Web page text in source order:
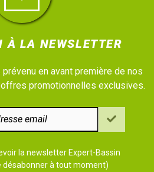
À LA NEWSLETTER
en avant première de nos
promotionnelles exclusives.
la newsletter Expert-Bassin
désabonner à tout moment)